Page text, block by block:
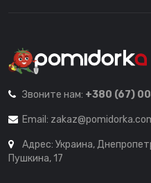
Звоните нам: +380 (67)
Email:
Адрес: Украина,
Пушкина, 17